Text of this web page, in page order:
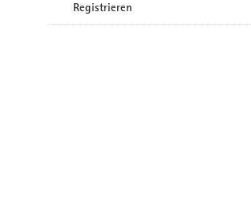
Registrieren